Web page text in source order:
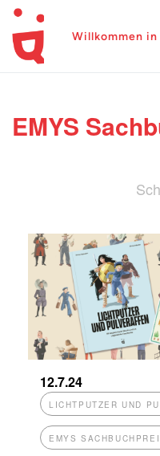
Willkommen in
EMYS
12.7.24
LICHTPUTZER UND
EMYS